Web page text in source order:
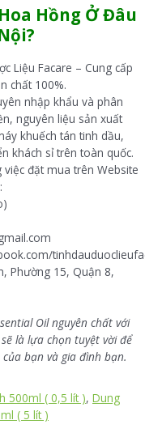
Hồng Ở Đâu
Liệu Facare – Cung cấp
chất 100%.
nhập khẩu và phân
nguyên liệu sản xuất
khuếch tán tinh dầu,
khách sỉ trên toàn quốc.
đặt mua trên Website
Phường 15, Quận 8,
Oil nguyên chất với
là lựa chọn tuyệt vời để
bạn và gia đình bạn.
500ml ( 0,5 lít ), Dung
( 5 lít )